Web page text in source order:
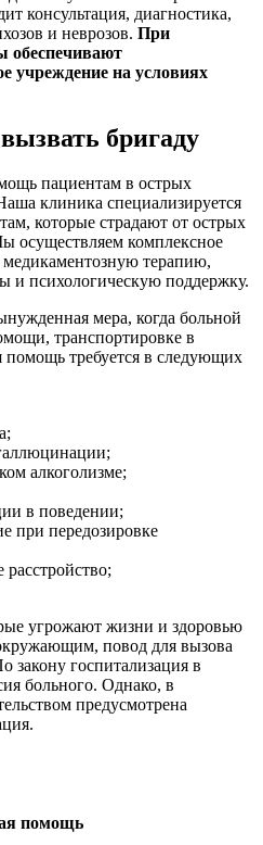
консультация, диагностика,
и неврозов. При
обеспечивают
учреждение на условиях
бригаду
пациентам в острых
клиника специализируется
которые страдают от острых
осуществляем комплексное
терапию,
и психологическую поддержку.
мера, когда больной
транспортировке в
помощь требуется в следующих
алкоголизме;
в поведении;
при передозировке
угрожают жизни и здоровью
повод для вызова
закону госпитализация в
больного. Однако, в
предусмотрена
помощь